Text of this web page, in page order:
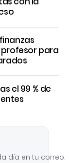
para
el 99 % de
día en tu correo.